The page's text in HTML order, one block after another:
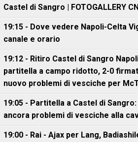
Castel di Sangro | FOTOGALLERY
19:15 - Dove vedere Napoli-Celta
canale e orario
19:12 - Ritiro Castel di Sangro
partitella a campo ridotto, 2-0
nuovo problemi di vesciche per
19:05 - Partitella a Castel di
ancora problemi di vesciche alla
19:00 - Rai - Ajax per Lang,